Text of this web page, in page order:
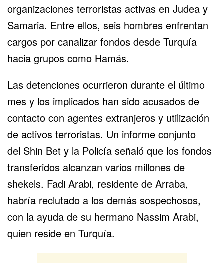
organizaciones terroristas activas en Judea y
Samaria. Entre ellos, seis hombres enfrentan
cargos por canalizar fondos desde Turquía
hacia grupos como Hamás.
Las detenciones ocurrieron durante el último
mes y los implicados han sido acusados de
contacto con agentes extranjeros y utilización
de activos terroristas. Un informe conjunto
del Shin Bet y la Policía señaló que los fondos
transferidos alcanzan varios millones de
shekels. Fadi Arabi, residente de Arraba,
habría reclutado a los demás sospechosos,
con la ayuda de su hermano Nassim Arabi,
quien reside en Turquía.